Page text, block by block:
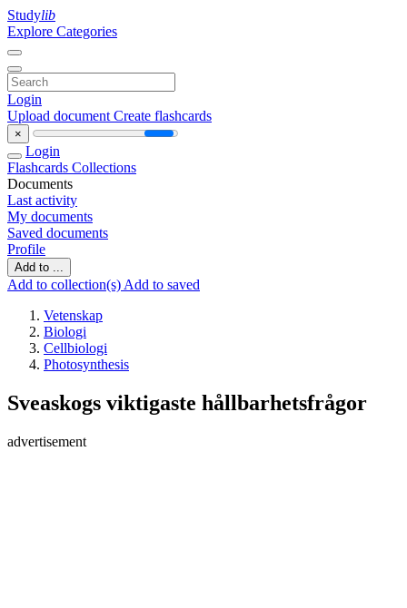
Studylib
Explore Categories
Login
Upload document Create flashcards
×
Login
Flashcards Collections
Documents
Last activity
My documents
Saved documents
Profile
Add to ...
Add to collection(s) Add to saved
Vetenskap
Biologi
Cellbiologi
Photosynthesis
Sveaskogs viktigaste hållbarhetsfrågor
advertisement